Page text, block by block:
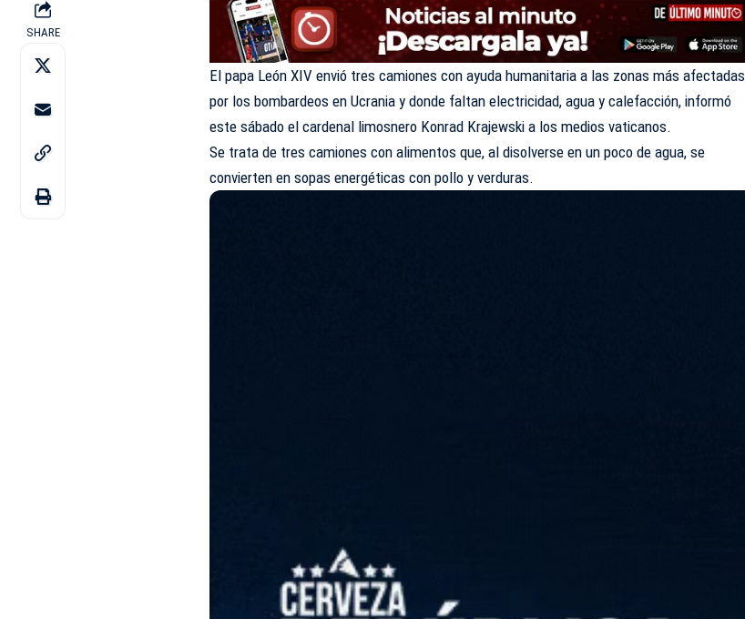
SHARE
El papa León XIV envió tres camiones con ayuda humanitaria a las zonas más afectadas
por los bombardeos en Ucrania y donde faltan electricidad, agua y calefacción, informó
este sábado el cardenal limosnero Konrad Krajewski a los medios vaticanos.
Se trata de tres camiones con alimentos que, al disolverse en un poco de agua, se
convierten en sopas energéticas con pollo y verduras.